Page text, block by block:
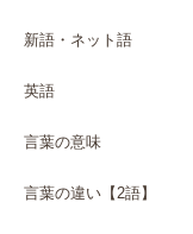
新語・ネット語
英語
言葉の意味
言葉の違い【2語】